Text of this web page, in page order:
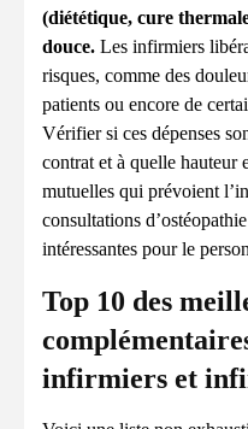
(diététique, cure
douce. Les infirmiers
risques, comme des
patients ou encore de
Vérifier si ces dépenses
contrat et à quelle hauteur
mutuelles qui prévoient
consultations
intéressantes pour le
Top 10 des
infirmiers et